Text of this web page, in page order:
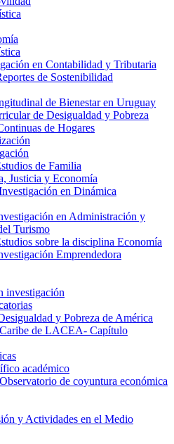
en Contabilidad y Tributaria
de Sostenibilidad
de Bienestar en Uruguay
de Desigualdad y Pobreza
de Hogares
de Familia
Justicia y Economía
en Dinámica
en Administración y
Turismo
sobre la disciplina Economía
Emprendedora
investigación
y Pobreza de América
de LACEA- Capítulo
académico
de coyuntura económica
y Actividades en el Medio